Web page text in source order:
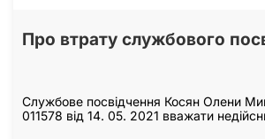
Про втрату службового
Службове посвідчення Косян Олени
011578 від 14. 05. 2021 вважати